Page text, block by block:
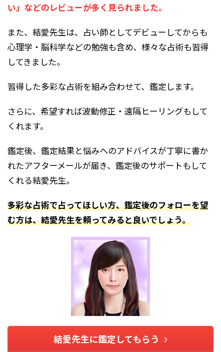
い」などのレビューが多く見られました。
また、結愛先生は、占い師としてデビューしてからも
心理学・脳科学などの勉強も含め、様々な占術も習得
してきました。
習得した多彩な占術を組み合わせて、鑑定します。
さらに、希望すれば波動修正・遠隔ヒーリングもして
くれます。
鑑定後、鑑定結果と悩みへのアドバイスが丁寧に書か
れたアフターメールが届き、鑑定後のサポートもして
くれる結愛先生。
多彩な占術で占ってほしい方、鑑定後のフォローを望
む方は、結愛先生を頼ってみると良いでしょう。
結愛先生に鑑定してもらう